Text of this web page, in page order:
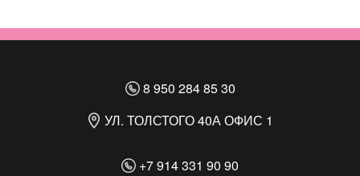
8 950 284 85 30
УЛ. ТОЛСТОГО 40А ОФИС 1
+7 914 331 90 90